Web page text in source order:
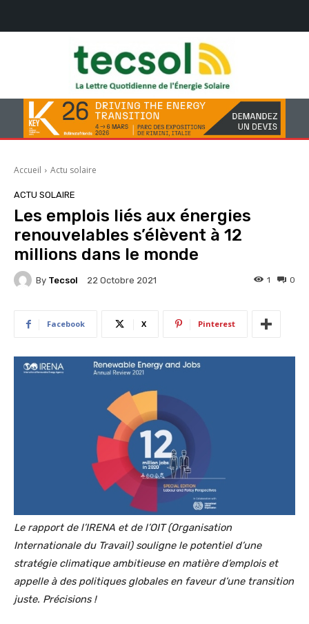
Accueil Actu solaire
ACTU SOLAIRE
Les emplois liés aux énergies
renouvelables s’élèvent à 12
millions dans le monde
By Tecsol 22 Octobre 2021 0
1
Facebook X Pinterest
Le rapport de l’IRENA et de l’OIT (Organisation
Internationale du Travail) souligne le potentiel d’une
stratégie climatique ambitieuse en matière d’emplois et
appelle à des politiques globales en faveur d’une transition
juste. Précisions !